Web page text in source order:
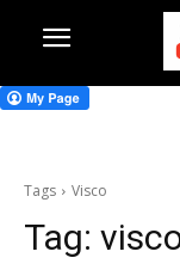
Tags Visco
Tag: